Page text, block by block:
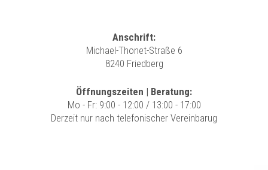
Anschrift:
Michael-Thonet-Straße 6
8240 Friedberg
Öffnungszeiten | Beratung:
Mo - Fr: 9:00 - 12:00 / 13:00 - 17:00
Derzeit nur nach telefonischer Vereinbarug